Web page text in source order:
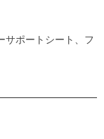
ポートシート、フ